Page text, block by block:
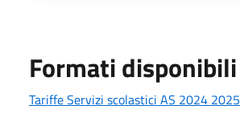
Formati disponibili
Tariffe Servizi scolastici AS 2024 2025